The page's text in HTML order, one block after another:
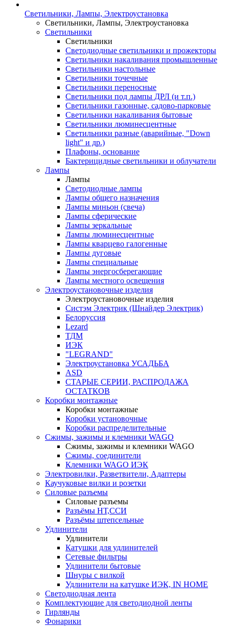
Светильники, Лампы, Электроустановка
Светильники, Лампы, Электроустановка
Светильники
Светильники
Светодиодные светильники и прожекторы
Светильники накаливания промышленные
Светильники настольные
Светильники точечные
Светильники переносные
Светильники под лампы ДРЛ (и т.п.)
Светильники газонные, садово-парковые
Светильники накаливания бытовые
Светильники люминесцентные
Светильники разные (аварийные, "Down
light" и др.)
Плафоны, основание
Бактерицидные светильники и облучатели
Лампы
Лампы
Светодиодные лампы
Лампы общего назначения
Лампы миньон (свеча)
Лампы сферические
Лампы зеркальные
Лампы люминесцентные
Лампы кварцево галогенные
Лампы дуговые
Лампы специальные
Лампы энергосберегающие
Лампы местного освещения
Электроустановочные изделия
Электроустановочные изделия
Систэм Электрик (Шнайдер Электрик)
Белоруссия
Lezard
ТДМ
ИЭК
"LEGRAND"
Электроустановка УСАДЬБА
ASD
СТАРЫЕ СЕРИИ, РАСПРОДАЖА
ОСТАТКОВ
Коробки монтажные
Коробки монтажные
Коробки установочные
Коробки распределительные
Сжимы, зажимы и клемники WAGO
Сжимы, зажимы и клемники WAGO
Сжимы, соединители
Клемники WAGO ИЭК
Электровилки, Разветвители, Адаптеры
Каучуковые вилки и розетки
Силовые разъемы
Силовые разъемы
Разъёмы НТ,ССИ
Разъёмы штепсельные
Удлинители
Удлинители
Катушки для удлинителей
Сетевые фильтры
Удлинители бытовые
Шнуры с вилкой
Удлинители на катушке ИЭК, IN HOME
Светодиодная лента
Комплектующие для светодиодной ленты
Гирлянды
Фонарики